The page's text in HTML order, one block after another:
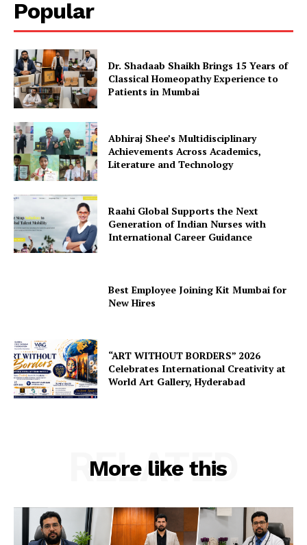
Popular
Dr. Shadaab Shaikh Brings 15 Years of
Classical Homeopathy Experience to
Patients in Mumbai
Abhiraj Shee’s Multidisciplinary
Achievements Across Academics,
Literature and Technology
Raahi Global Supports the Next
Generation of Indian Nurses with
International Career Guidance
Best Employee Joining Kit Mumbai for
New Hires
“ART WITHOUT BORDERS” 2026
Celebrates International Creativity at
World Art Gallery, Hyderabad
More like this
RELATED